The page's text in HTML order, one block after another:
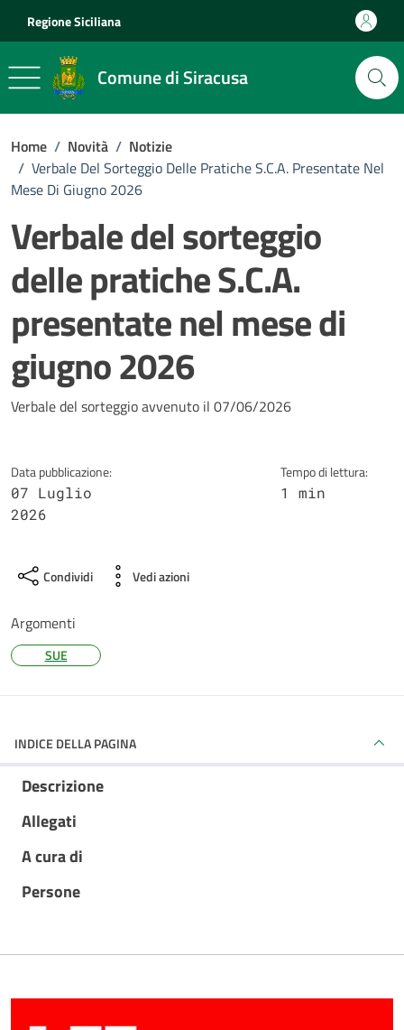
Regione Siciliana
Comune di Siracusa
Home / Novità / Notizie
/ Verbale Del Sorteggio Delle Pratiche S.C.A. Presentate Nel
Mese Di Giugno 2026
Verbale del sorteggio
delle pratiche S.C.A.
presentate nel mese di
giugno 2026
Dettagli della notizia
Verbale del sorteggio avvenuto il 07/06/2026
Data pubblicazione:
07 Luglio
2026
Tempo di lettura:
1 min
Condividi Vedi azioni
Argomenti
SUE
INDICE DELLA PAGINA
Descrizione
Allegati
A cura di
Persone